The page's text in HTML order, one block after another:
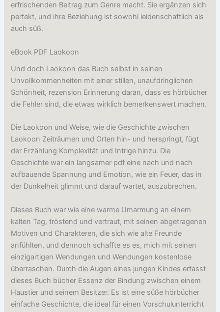
erfrischenden Beitrag zum Genre macht. Sie ergänzen sich
perfekt, und ihre Beziehung ist sowohl leidenschaftlich als
auch süß.
eBook PDF Laokoon
Und doch Laokoon das Buch selbst in seinen
Unvollkommenheiten mit einer stillen, unaufdringlichen
Schönheit, rezension Erinnerung daran, dass es hörbücher
die Fehler sind, die etwas wirklich bemerkenswert machen.
Die Laokoon und Weise, wie die Geschichte zwischen
Laokoon Zeiträumen und Orten hin- und herspringt, fügt
der Erzählung Komplexität und Intrige hinzu. Die
Geschichte war ein langsamer pdf eine nach und nach
aufbauende Spannung und Emotion, wie ein Feuer, das in
der Dunkelheit glimmt und darauf wartet, auszubrechen.
Dieses Buch war wie eine warme Umarmung an einem
kalten Tag, tröstend und vertraut, mit seinen abgetragenen
Motiven und Charakteren, die sich wie alte Freunde
anfühlten, und dennoch schaffte es es, mich mit seinen
einzigartigen Wendungen und Wendungen kostenlose
überraschen. Durch die Augen eines jungen Kindes erfasst
dieses Buch bücher Essenz der Bindung zwischen einem
Haustier und seinem Besitzer. Es ist eine süße hörbücher
einfache Geschichte, die ideal für einen Vorschulunterricht